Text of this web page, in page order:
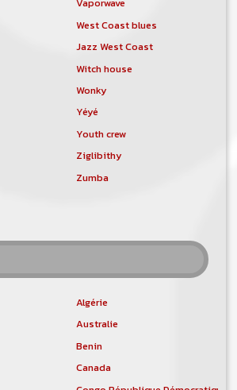
Vaporwave
West Coast blues
Jazz West Coast
Witch house
Wonky
Yéyé
Youth crew
Ziglibithy
Zumba
Algérie
Australie
Benin
Canada